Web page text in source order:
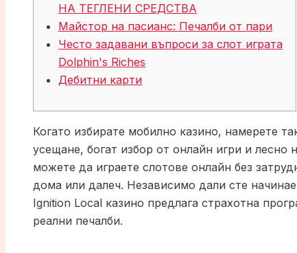
НА ТЕГЛЕНИ СРЕДСТВА
Майстор на пасианс: Печалби от пари
Често задавани въпроси за слот играта
Dolphin's Riches
Дебитни карти
Когато избирате мобилно казино, намерете
усещане, богат избор от онлайн игри и лесно
можете да играете слотове онлайн без
дома или далеч. Независимо дали сте
Ignition Local казино предлага страхотна
реални печалби.